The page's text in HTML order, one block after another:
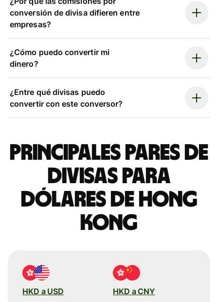
conversión de divisa difieren entre
empresas?
¿Cómo puedo convertir mi
dinero?
¿Entre qué divisas puedo
convertir con este conversor?
Principales pares de
divisas para
dólares de Hong
Kong
HKD a USD HKD a CNY